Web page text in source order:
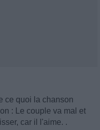
ce quoi la chanson
: Le couple va mal et
car il l'aime. .